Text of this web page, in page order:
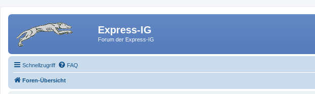
Express-IG
Forum der Express-IG
Schnellzugriff FAQ
Foren-Übersicht